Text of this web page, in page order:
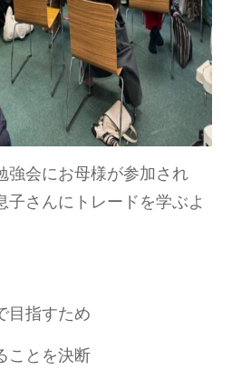
強会にお母様が参加され
子さんに トレードを学ぶよ
目指すため
ことを決断